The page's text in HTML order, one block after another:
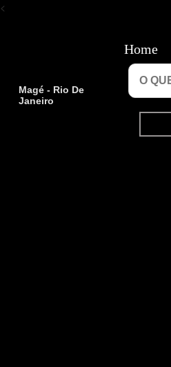
<
Magé - Rio De
Janeiro
Home